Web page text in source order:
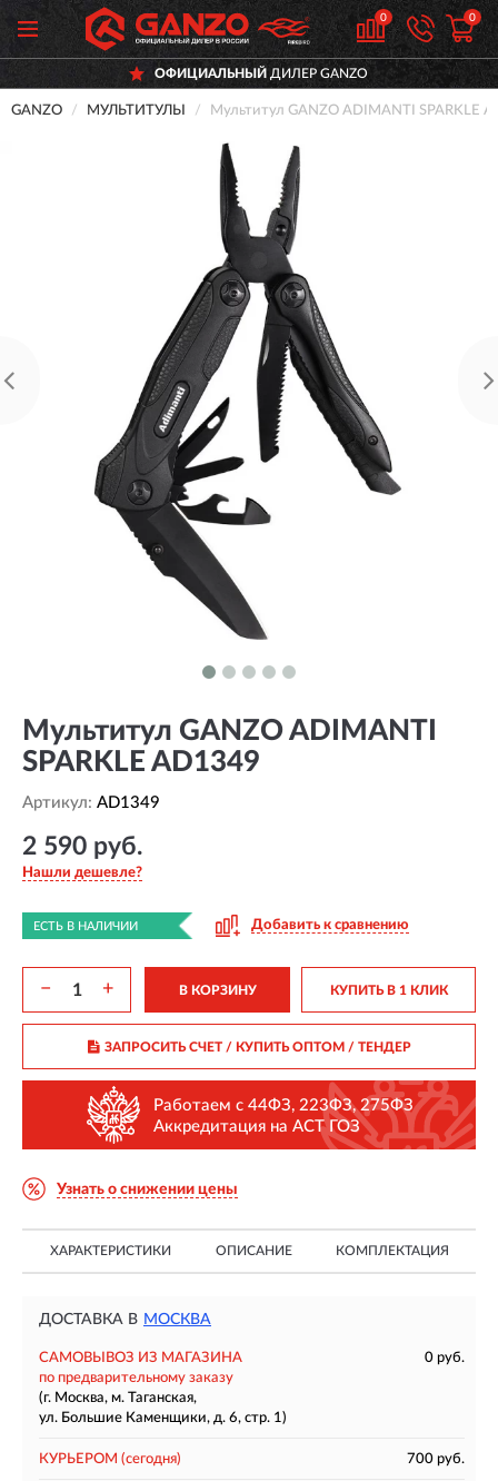
0 0
ОФИЦИАЛЬНЫЙ ДИЛЕР GANZO
GANZO МУЛЬТИТУЛЫ Мультитул GANZO ADIMANTI SPARKLE
Мультитул GANZO ADIMANTI
SPARKLE AD1349
Артикул: AD1349
2 590 руб.
Нашли дешевле?
ЕСТЬ В НАЛИЧИИ Добавить к сравнению
− + В КОРЗИНУ КУПИТЬ В 1 КЛИК
ЗАПРОСИТЬ СЧЕТ / КУПИТЬ ОПТОМ/ ТЕНДЕР
Работаем с 44ФЗ, 223ФЗ, 275ФЗ
Аккредитация на АСТ ГОЗ
Узнать о снижении цены
ХАРАКТЕРИСТИКИ ОПИСАНИЕ КОМПЛЕКТАЦИЯ
ДОСТАВКА В МОСКВА
САМОВЫВОЗ ИЗ МАГАЗИНА
0 руб.
по предварительному заказу
(г. Москва, м. Таганская,
ул. Большие Каменщики, д. 6, стр. 1)
КУРЬЕРОМ (сегодня) 700 руб.